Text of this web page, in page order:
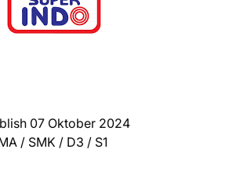
07 Oktober 2024
/ SMK / D3 / S1